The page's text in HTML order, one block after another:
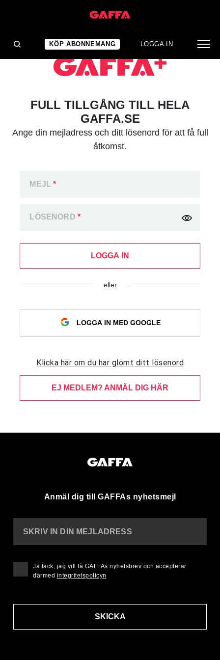
KÖP ABONNEMANG LOGGA IN
FULL TILLGÅNG TILL HELA
GAFFA.SE
Ange din mejladress och ditt lösenord för att få full
åtkomst.
MEJL*
LÖSENORD *
LOGGA IN
eller
LOGGA IN MED GOOGLE
Klicka här om du har glömt ditt lösenord
EJ MEDLEM? ANMÄL DIG HÄR
Anmäl dig till GAFFAs nyhetsmejl
SKRIV IN DIN MEJLADRESS
SKICKA
Ja tack, jag vill få GAFFAs nyhetsbrev och accepterar
därmed integritetspolicyn